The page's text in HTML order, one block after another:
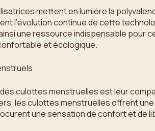
mettent en lumière la
l’évolution continue de cette
une ressource indispensable
et écologique.
culottes menstruelles est leur
les culottes menstruelles offrent
une sensation de confort et